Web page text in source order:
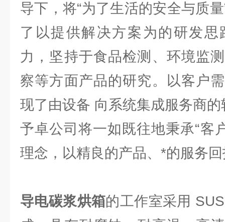
导下，将“为了生活的安全与质
了以提供解决方案为的研发
力，坚持于食品检测、环境监
察等方面产品的研究。以客户
现了由设备 向系统集成服务商的
予卓公司将一如既往地秉承“客
理念，以精良的产品、*的服务
导电碳浆烘箱的工作室采用